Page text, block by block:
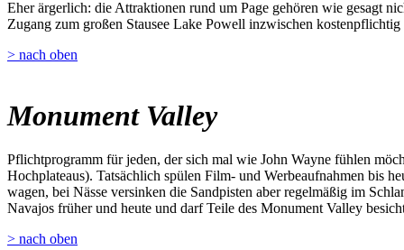
Eher ärgerlich: die Attraktionen rund um Page gehören wie gesagt
Zugang zum großen Stausee Lake Powell inzwischen
> nach oben
Monument Valley
Pflichtprogramm für jeden, der sich mal wie John Wayne fühlen
Hochplateaus). Tatsächlich spülen Film- und Werbeaufnahmen bis
wagen, bei Nässe versinken die Sandpisten aber regelmäßig im
Navajos früher und heute und darf Teile des Monument Valley
> nach oben